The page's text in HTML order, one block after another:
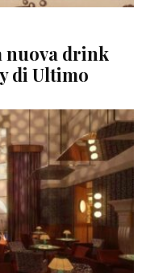
nuova drink
di Ultimo